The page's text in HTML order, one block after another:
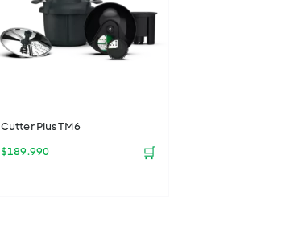
Cutter Plus TM6
$189.990 🛒